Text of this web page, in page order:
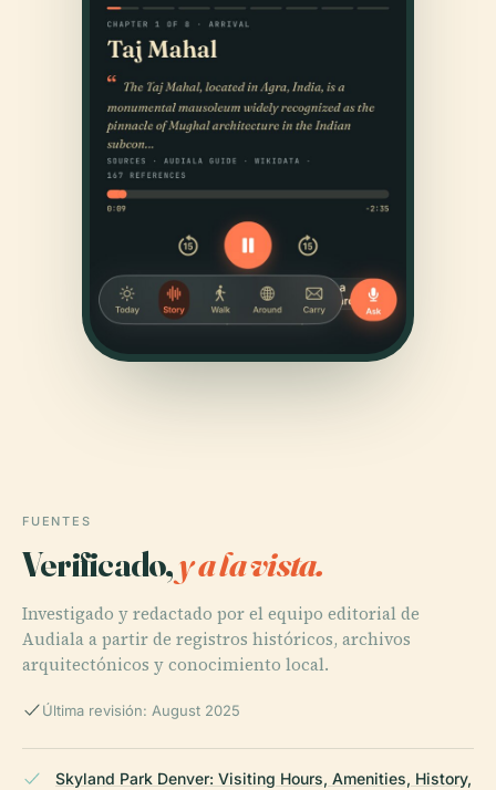
FUENTES
Verificado,y a la vista.
Investigado y redactado por el equipo editorial de
Audiala a partir de registros históricos, archivos
arquitectónicos y conocimiento local.
Última revisión: August 2025
Skyland Park Denver: Visiting Hours, Amenities, History,